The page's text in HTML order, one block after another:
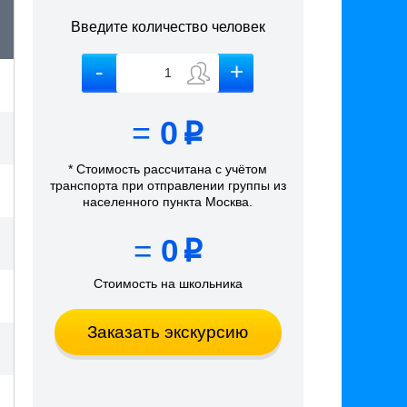
Введите количество человек
= 0 p
* Стоимость рассчитанас учётом
транспорта при отправлении группы из
населенного пункта Москва
= 0 p
Стоимость на школьника
Заказать экскурсию